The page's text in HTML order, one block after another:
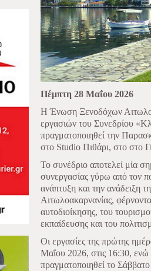
Πέμπτη 28 Μαΐου 2026
Η Ένωση Ξενοδόχων
εργασιών του Συνεδρίου
πραγματοποιηθεί την
στο Studio Πιθάρι, στο στο
Το συνέδριο αποτελεί μία
συνεργασίας γύρω από τον
ανάπτυξη και την ανάδειξη
Αιτωλοακαρνανίας,
αυτοδιοίκησης, του
εκπαίδευσης και του
Οι εργασίες της πρώτης
Μαΐου 2026, στις 16:30,
πραγματοποιηθεί το